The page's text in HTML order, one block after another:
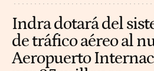
Indra dotará del
de tráfico aéreo al
Aeropuerto